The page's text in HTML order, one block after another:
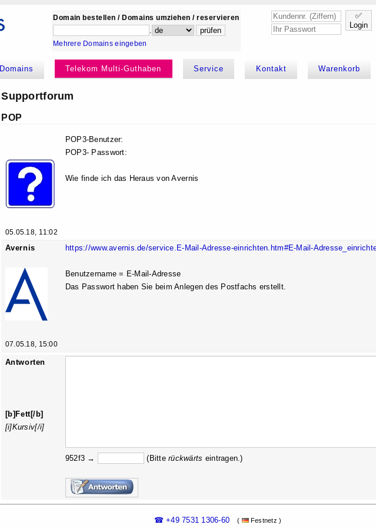
Domain bestellen / Domains umziehen / reservieren
.
Mehrere Domains eingeben
✅
Login
Domains Telekom Multi-Guthaben Service Kontakt Warenkorb
Supportforum
POP
05.05.18, 11:02
POP3-Benutzer:
POP3- Passwort:
Wie finde ich das Heraus von Avernis
Avernis
07.05.18, 15:00
https://www.avernis.de/service.E-Mail-Adresse-einrichten.htm#E-Mail-
Benutzername = E-Mail-Adresse
Das Passwort haben Sie beim Anlegen des Postfachs erstellt.
Antworten
[b]Fett[/b]
[i]Kursiv[/i]
952f3 → (Bitterückwärts eintragen.)
☎ +49 7531 1306-60 ( Festnetz )